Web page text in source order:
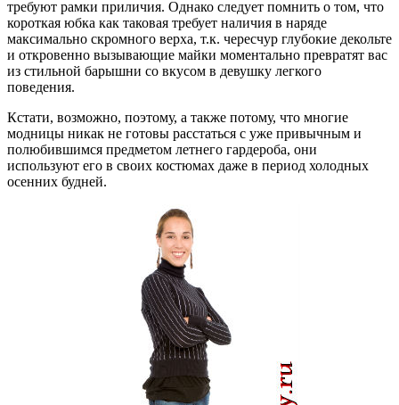
требуют рамки приличия. Однако следует помнить о том, что
короткая юбка как таковая требует наличия в наряде
максимально скромного верха, т.к. чересчур глубокие декольте
и откровенно вызывающие майки моментально превратят вас
из стильной барышни со вкусом в девушку легкого
поведения.
Кстати, возможно, поэтому, а также потому, что многие
модницы никак не готовы расстаться с уже привычным и
полюбившимся предметом летнего гардероба, они
используют его в своих костюмах даже в период холодных
осенних будней.